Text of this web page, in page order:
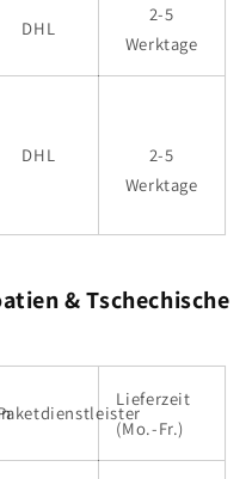
DHL
2-5
Werktage
DHL
2-5
Werktage
& Tschechische
Lieferzeit
(Mo.-Fr.)